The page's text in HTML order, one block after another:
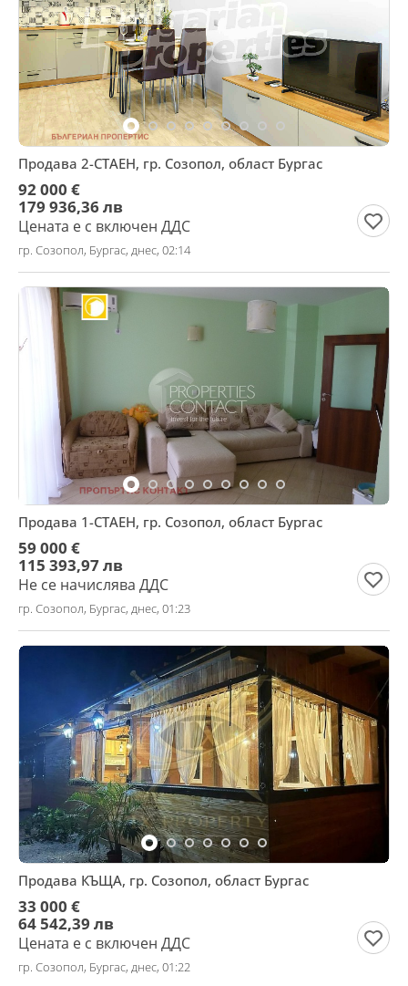
Продава 2-СТАЕН, гр. Созопол, област Бургас
92 000 €
179 936,36 лв
Цената е с включен ДДС
гр. Созопол, Бургас, днес, 02:14
Продава 1-СТАЕН, гр. Созопол, област Бургас
59 000 €
115 393,97 лв
Не се начислява ДДС
гр. Созопол, Бургас, днес, 01:23
Продава КЪЩА, гр. Созопол, област Бургас
33 000 €
64 542,39 лв
Цената е с включен ДДС
гр. Созопол, Бургас, днес, 01:22